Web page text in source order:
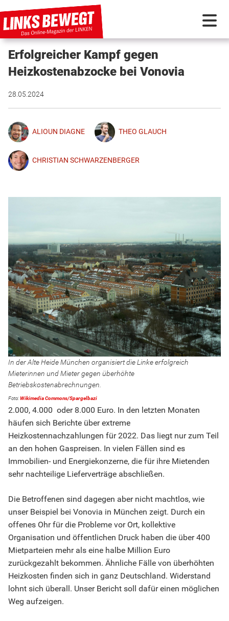
PARTEI IN BEWEGUNG
KUNSTSTOFF
DISKUSSIONSSTOFF
Erfolgreicher Kampf gegen
Heizkostenabzocke bei Vonovia
28.05.2024
ALIOUN DIAGNE THEO GLAUCH
CHRISTIAN SCHWARZENBERGER
In der Alte Heide München organisiert die Linke erfolgreich
Mieterinnen und Mieter gegen überhöhte
Betriebskostenabrechnungen.
Wikimedia Commons/Spargelbazi
2.000, 4.000 oder 8.000 Euro. In den letzten Monaten
häufen sich Berichte über extreme
Heizkostennachzahlungen für 2022. Das liegt nur zum Teil
an den hohen Gaspreisen. In vielen Fällen sind es
Immobilien- und Energiekonzerne, die für ihre Mietenden
sehr nachteilige Lieferverträge abschließen.
Die Betroffenen sind dagegen aber nicht machtlos, wie
unser Beispiel bei Vonovia in München zeigt. Durch ein
offenes Ohr für die Probleme vor Ort, kollektive
Organisation und öffentlichen Druck haben die über 400
Mietparteien mehr als eine halbe Million Euro
zurückgezahlt bekommen. Ähnliche Fälle von überhöhten
Heizkosten finden sich in ganz Deutschland. Widerstand
lohnt sich überall. Unser Bericht soll dafür einen möglichen
Weg aufzeigen.